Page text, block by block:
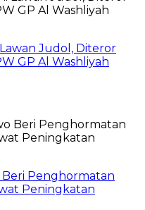
Judol, Diteror
GP Al Washliyah
Beri Penghormatan
Peningkatan